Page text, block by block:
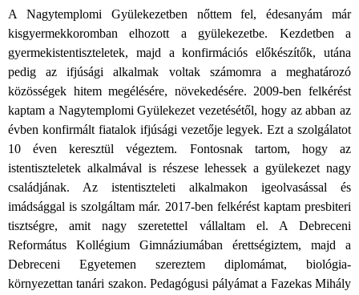
A Nagytemplomi Gyülekezetben nőttem fel, édesanyám már
kisgyermekkoromban elhozott a gyülekezetbe. Kezdetben a
gyermekistentiszteletek, majd a konfirmációs előkészítők, utána
pedig az ifjúsági alkalmak voltak számomra a meghatározó
közösségek hitem megélésére, növekedésére. 2009-ben felkérést
kaptam a Nagytemplomi Gyülekezet vezetésétől, hogy az abban az
évben konfirmált fiatalok ifjúsági vezetője legyek. Ezt a szolgálatot
10 éven keresztül végeztem. Fontosnak tartom, hogy az
istentiszteletek alkalmával is részese lehessek a gyülekezet nagy
családjának. Az istentiszteleti alkalmakon igeolvasással és
imádsággal is szolgáltam már. 2017-ben felkérést kaptam presbiteri
tisztségre, amit nagy szeretettel vállaltam el. A Debreceni
Református Kollégium Gimnáziumában érettségiztem, majd a
Debreceni Egyetemen szereztem diplomámat, biológia-
környezettan tanári szakon. Pedagógusi pályámat a Fazekas Mihály